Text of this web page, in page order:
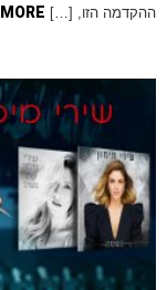
ההקדמה הזו, […] MORE